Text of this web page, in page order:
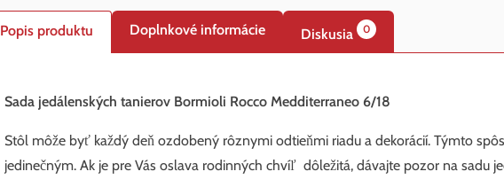
Popis produktu Doplnkové informácie Diskusia 0
Sada jedálenských tanierov Bormioli Rocco Medditerraneo 6/18
Stôl môže byť každý deň ozdobený rôznymi odtieňmi riadu a dekorácií. Týmto
jedinečným. Ak je pre Vás oslava rodinných chvíľ dôležitá, dávajte pozor na sadu